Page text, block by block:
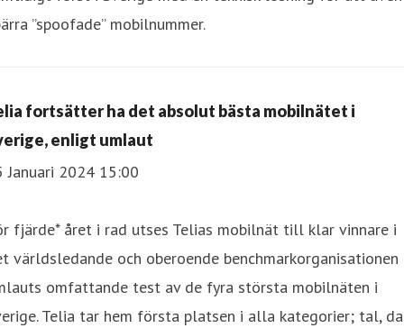
”spoofade” mobilnummer.
fortsätter ha det absolut bästa mobilnätet i
enligt umlaut
Januari 2024 15:00
fjärde* året i rad utses Telias mobilnät till klar vinnare i
världsledande och oberoende benchmarkorganisationen
omfattande test av de fyra största mobilnäten i
Telia tar hem första platsen i alla kategorier; tal,